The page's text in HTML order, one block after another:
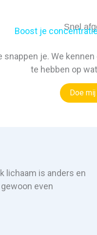
Snel
Boost je
je. We
te hebben op
Doe mij
lichaam is anders en
even